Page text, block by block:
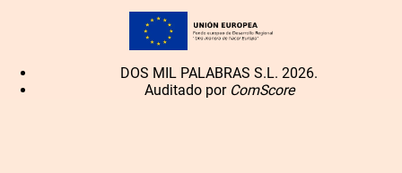
DOS MIL PALABRAS S.L. 2026.
Auditado por ComScore